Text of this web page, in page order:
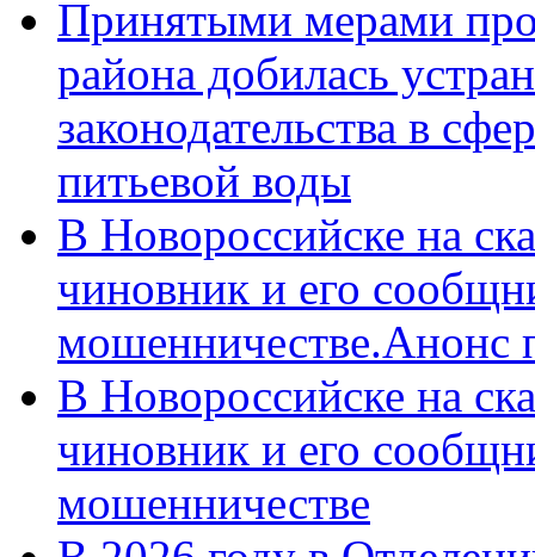
Принятыми мерами
района добилась
законодательства в
питьевой воды
В Новороссийске на
чиновник и его
мошенничестве.Анонс
В Новороссийске на
чиновник и его
мошенничестве